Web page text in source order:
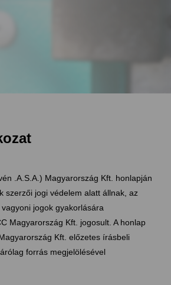
.A.S.A.) Magyarország Kft. honlapján
szerzői jogi védelem alatt állnak, az
jogok gyakorlására
Magyarország Kft. jogosult. A honlap
Kft. előzetes írásbeli
forrás megjelölésével